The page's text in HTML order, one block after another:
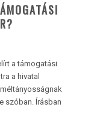
a támogatási
a hivatal
szóban. Írásban